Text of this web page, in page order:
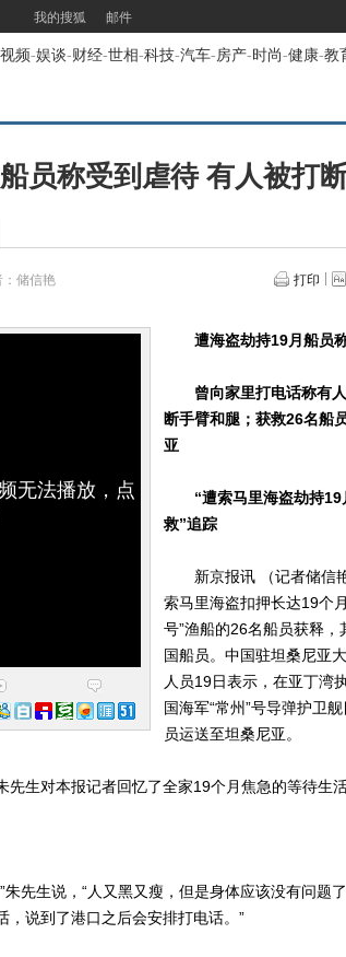
我的搜狐 邮件
视频-娱谈-财经-世相-科技-汽车-房产-时尚-健康-教
员称受到虐待 有人被打
：储信艳 打印
无法播放，点
遭海盗劫持19月船员
曾向家里打电话称有人
断手臂和腿；获救26名船
亚
“遭索马里海盗劫持19
救”追踪
新京报讯 （记者储信
索马里海盗扣押长达19个
号”渔船的26名船员获释，
国船员。中国驻坦桑尼亚
人员19日表示，在亚丁湾
国海军“常州”号导弹护卫
员运送至坦桑尼亚。
生对本报记者回忆了全家19个月焦急的等待生活
先生说，“人又黑又瘦，但是身体应该没有问题
说到了港口之后会安排打电话。”